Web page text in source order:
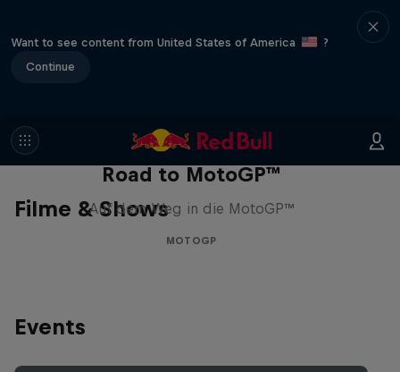
Want to see content from United States of America
?
Continue
Filme & Shows
Road to MotoGP™
Auf dem Weg in die MotoGP™
MOTOGP
Events